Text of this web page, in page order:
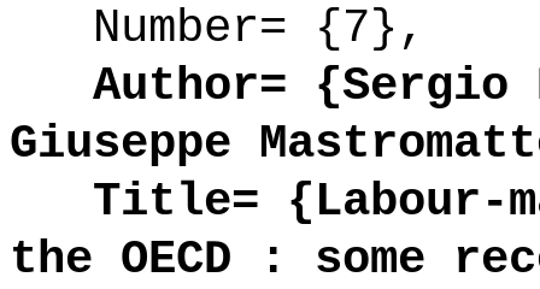
Number= {7},
Author= {Sergio
Giuseppe
Title= {Labour-
the OECD : some